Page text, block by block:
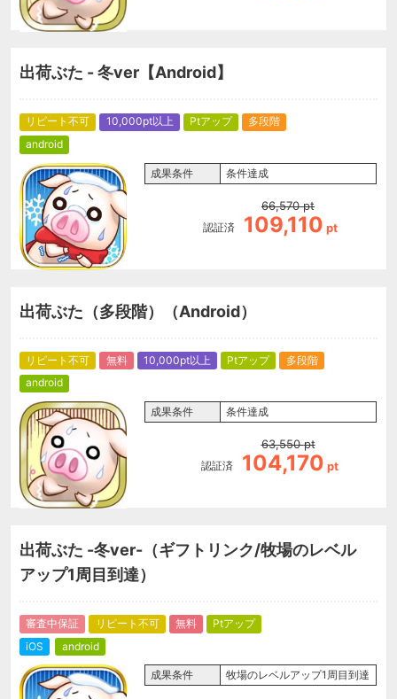
出荷ぶた - 冬ver【Android】
リピート不可 10,000pt以上 Ptアップ
多段階
android
成果条件 条件達成
認証済
66,570 pt
109,110 pt
出荷ぶた（多段階）（Android）
リピート不可 無料 10,000pt以上 Ptアップ
多段階
android
成果条件 条件達成
認証済
63,550 pt
104,170 pt
出荷ぶた -冬ver-（ギフトリンク/牧場のレベル
アップ1周目到達）
審査中保証 リピート不可 無料
Ptアップ
iOS
android
成果条件 牧場のレベルアップ1周目到達